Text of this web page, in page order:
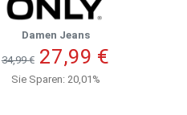
Damen Jeans
34,99 € 27,99 €
Sie Sparen: 20,01%